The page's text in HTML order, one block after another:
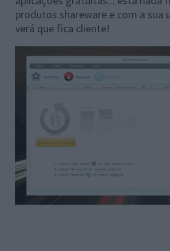
produtos shareware e com a sua
verá que fica cliente!